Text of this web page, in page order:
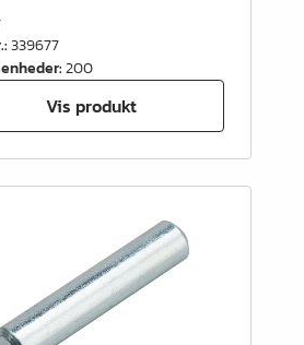
:339677
:200
Vis produkt